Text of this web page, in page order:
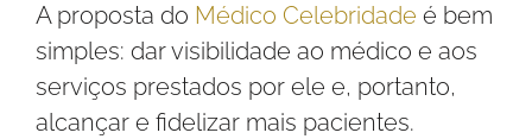
A proposta do Médico Celebridade é bem
simples: dar visibilidade ao médico e aos
serviços prestados por ele e, portanto,
alcançar e fidelizar mais pacientes.